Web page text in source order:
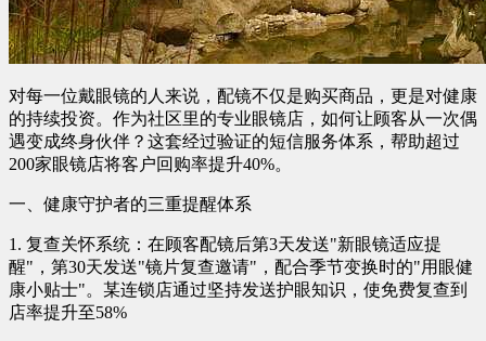
对每一位戴眼镜的人来说，配镜不仅是购买商品，更是对健康
的持续投资。作为社区里的专业眼镜店，如何让顾客从一次偶
遇变成终身伙伴？这套经过验证的短信服务体系，帮助超过
200家眼镜店将客户回购率提升40%。
一、健康守护者的三重提醒体系
1. 复查关怀系统：在顾客配镜后第3天发送"新眼镜适应提
醒"，第30天发送"镜片复查邀请"，配合季节变换时的"用眼健
康小贴士"。某连锁店通过坚持发送护眼知识，使免费复查到
店率提升至58%